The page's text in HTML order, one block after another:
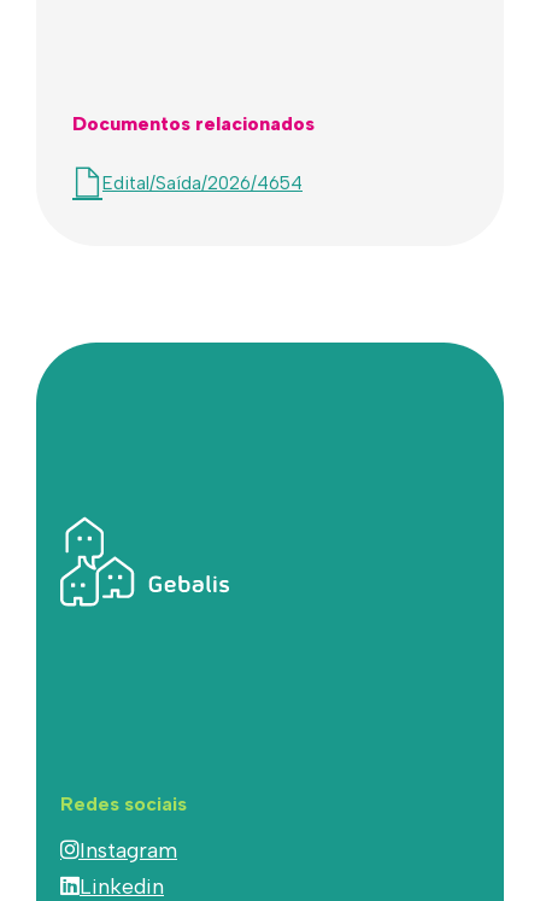
Documentos relacionados
Edital/Saída/2026/4654
Redes sociais
Instagram
Linkedin